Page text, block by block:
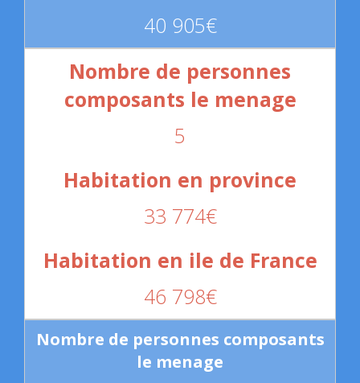
40 905€
5
33 774€
46 798€